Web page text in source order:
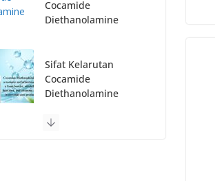
Cocamide
Diethanolamine
Sifat Kelarutan
Cocamide
Diethanolamine